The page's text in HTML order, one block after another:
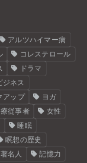
アルツハイマー病
コレステロール
ドラマ
ジネス
アップ
ヨガ
従事者
女性
睡眠
瞑想の歴史
著名人
記憶力